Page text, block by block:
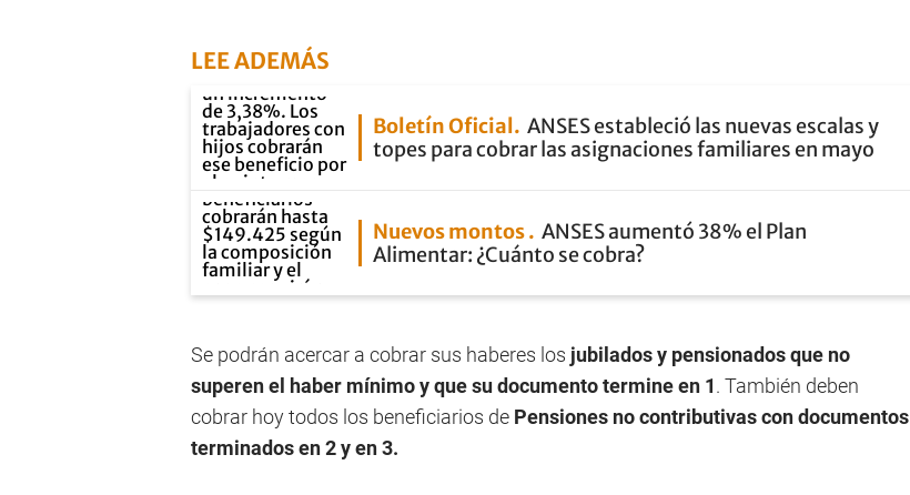
LEE ADEMÁS
Boletín Oficial
ANSES estableció las nuevas escalas y
topes para cobrar las asignaciones familiares en mayo
Nuevos montos
ANSES aumentó 38% el Plan
Alimentar: ¿Cuánto se cobra?
Se podrán acercar a cobrar sus haberes los jubilados y pensionados que no
superen el haber mínimo y que su documento termine en 1. También deben
cobrar hoy todos los beneficiarios de Pensiones no contributivas con documentos
terminados en 2 y en 3.